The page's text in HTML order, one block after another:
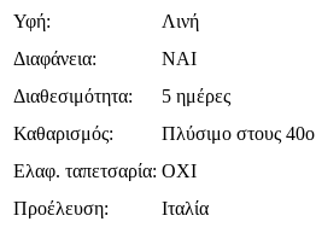
Υφή:
Λινή
Διαφάνεια:
ΝΑΙ
Διαθεσιμότητα:
5 ημέρες
Καθαρισμός:
Πλύσιμο στους 40ο
Ελαφ. ταπετσαρία: ΟΧΙ
Προέλευση:
Ιταλία